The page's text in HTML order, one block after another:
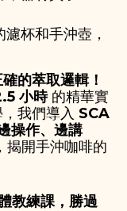
杯和手沖壺，
的萃取邏輯！
小時的精華實
我們導入 SCA
邊操作、邊講
揭開手沖咖啡的
教練課，勝過